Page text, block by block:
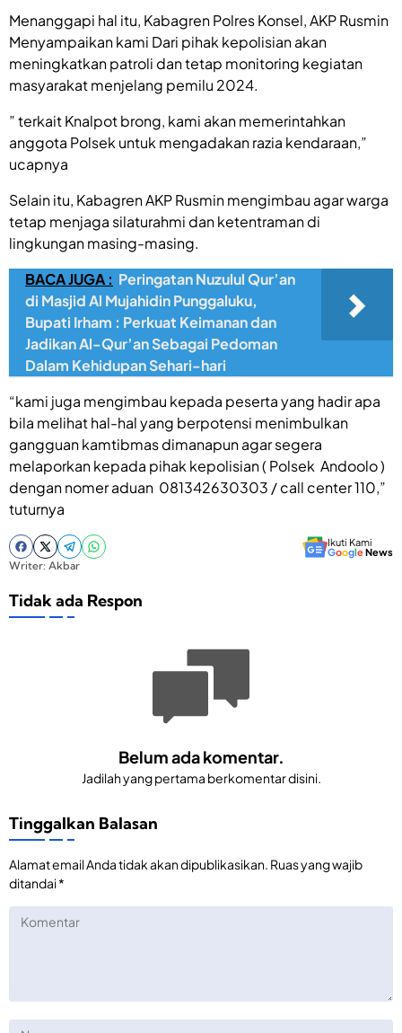
Menanggapi hal itu, Kabagren Polres Konsel, AKP Rusmin
Menyampaikan kami Dari pihak kepolisian akan
meningkatkan patroli dan tetap monitoring kegiatan
masyarakat menjelang pemilu 2024.
” terkait Knalpot brong, kami akan memerintahkan
anggota Polsek untuk mengadakan razia kendaraan,”
ucapnya
Selain itu, Kabagren AKP Rusmin mengimbau agar warga
tetap menjaga silaturahmi dan ketentraman di
lingkungan masing-masing.
BACA JUGA : Peringatan Nuzulul Qur’an
di Masjid Al Mujahidin Punggaluku,
Bupati Irham : Perkuat Keimanan dan
Jadikan Al-Qur’an Sebagai Pedoman
Dalam Kehidupan Sehari-hari
“kami juga mengimbau kepada peserta yang hadir apa
bila melihat hal-hal yang berpotensi menimbulkan
gangguan kamtibmas dimanapun agar segera
melaporkan kepada pihak kepolisian ( Polsek Andoolo )
dengan nomer aduan 081342630303 / call center 110,”
tuturnya
Ikuti Kami
GoogleNews
Writer: Akbar
Tidak ada Respon
Belum ada komentar.
Jadilah yang pertama berkomentar disini.
Tinggalkan Balasan
Alamat email Anda tidak akan dipublikasikan. Ruas yang wajib
ditandai*